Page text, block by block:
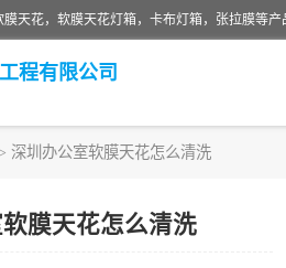
程有限公司
> 深圳办公室软膜天花怎么清洗
膜天花怎么清洗